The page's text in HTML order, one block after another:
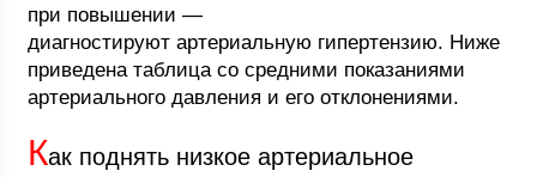
при повышении —
диагностируют артериальную гипертензию. Ниже
приведена таблица со средними показаниями
артериального давления и его отклонениями.
Как поднять низкое артериальное